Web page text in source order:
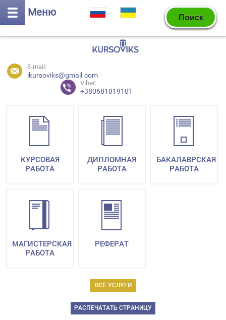
Меню
E-mail:
ikursoviks@gmail.com
Viber:
+380681019101
ВСЕ УСЛУГИ
КУРСОВАЯ
РАБОТА
ДИПЛОМНАЯ
РАБОТА
БАКАЛАВРСКАЯ
РАБОТА
МАГИСТЕРСКАЯ
РАБОТА
РЕФЕРАТ
РАСПЕЧАТАТЬ СТРАНИЦУ